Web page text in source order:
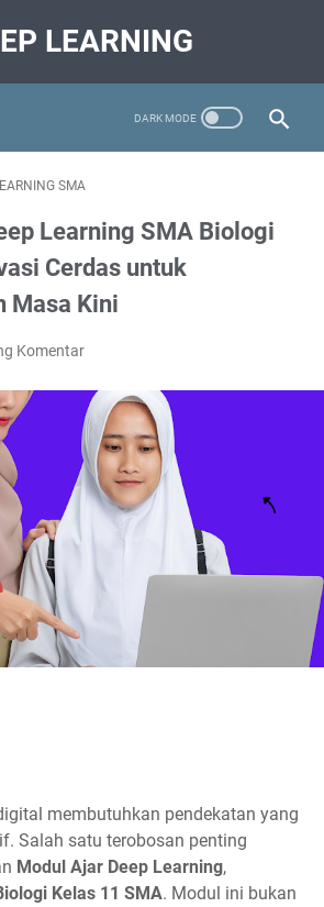
LEARNING
SMA
Learning SMA Biologi
Cerdas untuk
Masa Kini
Komentar
membutuhkan pendekatan yang
Salah satu terobosan penting
Modul Ajar Deep Learning,
Kelas 11 SMA. Modul ini bukan